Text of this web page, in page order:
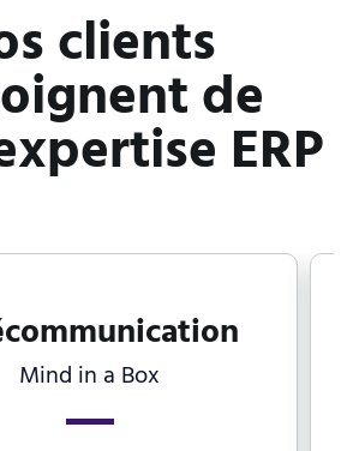
clients
de
ERP
Mind in a Box